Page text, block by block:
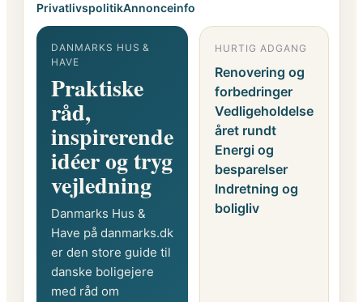
PrivatlivspolitikAnnonceinfo
DANMARKS HUS &
HAVE
Praktiske
råd,
inspirerende
idéer og tryg
vejledning
Danmarks Hus &
Have på danmarks.dk
er den store guide til
danske boligejere
med råd om
HURTIG ADGANG
Renovering og
forbedringer
Vedligeholdelse
året rundt
Energi og
besparelser
Indretning og
boligliv